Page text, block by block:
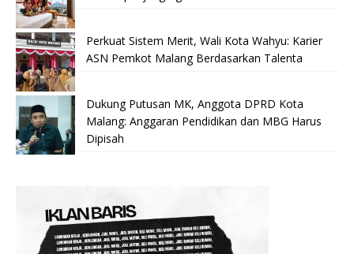
Perkuat Sistem Merit, Wali Kota Wahyu: Karier
ASN Pemkot Malang Berdasarkan Talenta
Dukung Putusan MK, Anggota DPRD Kota
Malang: Anggaran Pendidikan dan MBG Harus
Dipisah